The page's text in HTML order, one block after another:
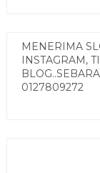
MENERIMA
INSTAGRAM,
0127809272